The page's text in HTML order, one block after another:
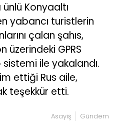
Konyaaltı
yabancı turistlerin
çalan şahıs,
üzerindeki GPRS
ile yakalandı.
ettiği Rus aile,
teşekkür etti.
Asayiş Gündem